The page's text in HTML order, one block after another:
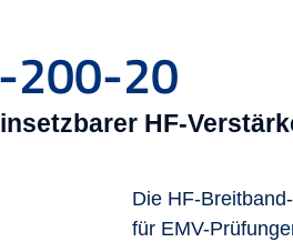
200-20
HF-
Die HF-
für EMV-